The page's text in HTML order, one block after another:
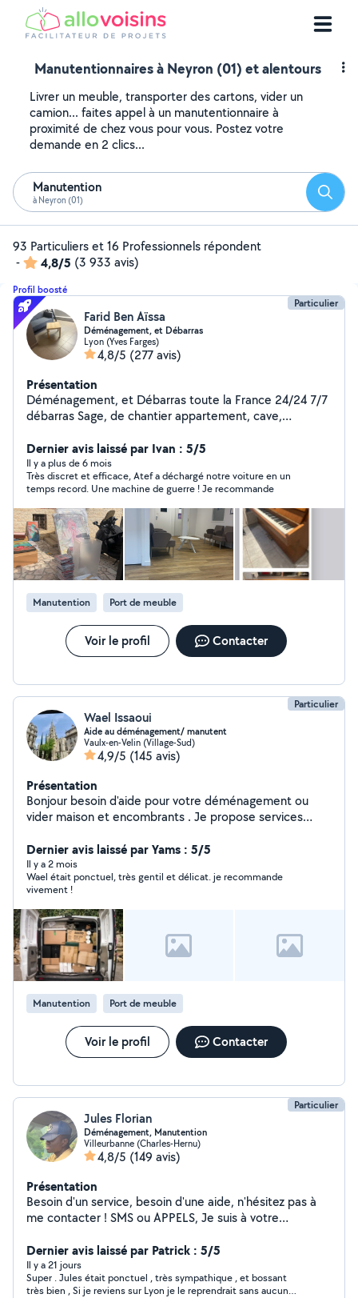
Manutentionnaires à Neyron (01) et alentours
Livrer un meuble, transporter des cartons, vider un
camion... faites appel à un manutentionnaire à
proximité de chez vous pour vous. Postez votre
demande en 2 clics...
Manutention
à Neyron (01)
93 Particuliers et 16 Professionnels répondent
-
4,8/5 (3 933 avis)
Profil boosté
Particulier
Farid Ben Aïssa
Déménagement, et Débarras
Lyon (Yves Farges)
4,8/5 (277 avis)
Présentation
Déménagement, et Débarras toute la France 24/24 7/7
débarras Sage, de chantier appartement, cave,
Dernier avis laissé par Ivan : 5/5
Il y a plus de 6 mois
Très discret et efficace, Atef a déchargé notre voiture en un
temps record. Une machine de guerre ! Je recommande
Manutention Port de meuble
Voir le profil Contacter
Particulier
Wael Issaoui
Aide au déménagement/ manutent
Vaulx-en-Velin (Village-Sud)
4,9/5 (145 avis)
Présentation
Bonjour besoin d'aide pour votre déménagement ou
vider maison et encombrants . Je propose services
cartons/meubles.
Dernier avis laissé par Yams : 5/5
Il y a 2 mois
Wael était ponctuel, très gentil et délicat. je recommande
vivement !
Manutention Port de meuble
Voir le profil Contacter
Particulier
Jules Florian
Déménagement, Manutention
Villeurbanne (Charles-Hernu)
4,8/5 (149 avis)
Présentation
Besoin d'un service, besoin d'une aide, n'hésitez pas à
me contacter ! SMS ou APPELS, Je suis à votre
Dernier avis laissé par Patrick : 5/5
Il y a 21 jours
Super . Jules était ponctuel , très sympathique , et bossant
très bien , Si je reviens sur Lyon je le reprendrait sans aucun